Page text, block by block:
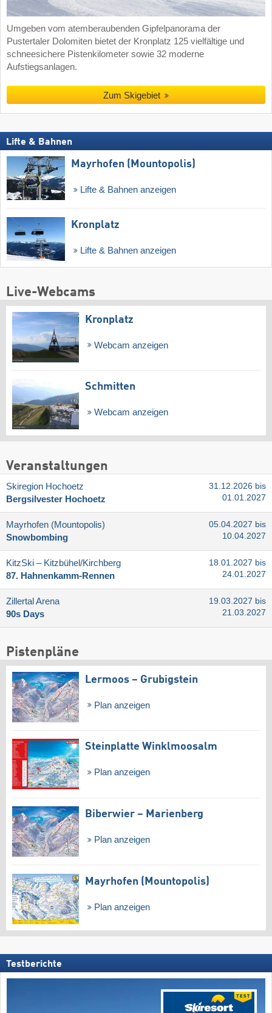
Umgeben vom atemberaubenden Gipfelpanorama der
Pustertaler Dolomiten bietet der Kronplatz 125 vielfältige und
schneesichere Pistenkilometer sowie 32 moderne
Aufstiegsanlagen.
Zum Skigebiet
Lifte & Bahnen
Mayrhofen (Mountopolis)
Lifte & Bahnen anzeigen
Kronplatz
Lifte & Bahnen anzeigen
Live-Webcams
Kronplatz
Webcam anzeigen
Schmitten
Webcam anzeigen
Veranstaltungen
Skiregion Hochoetz
Bergsilvester Hochoetz
31.12.2026 bis
01.01.2027
Mayrhofen (Mountopolis)
Snowbombing
05.04.2027 bis
10.04.2027
KitzSki – Kitzbühel/​Kirchberg
87. Hahnenkamm-Rennen
18.01.2027 bis
24.01.2027
Zillertal Arena
90s Days
19.03.2027 bis
21.03.2027
Pistenpläne
Lermoos – Grubigstein
Plan anzeigen
Steinplatte Winklmoosalm
Plan anzeigen
Biberwier – Marienberg
Plan anzeigen
Mayrhofen (Mountopolis)
Plan anzeigen
Testberichte